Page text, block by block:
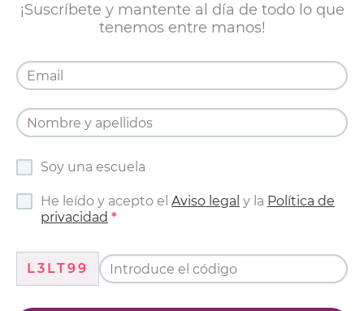
¡Suscríbete y mantente al día de todo lo que
tenemos entre manos!
Soy una escuela
He leído y acepto el Aviso legal y la Política de
privacidad
L3LT99